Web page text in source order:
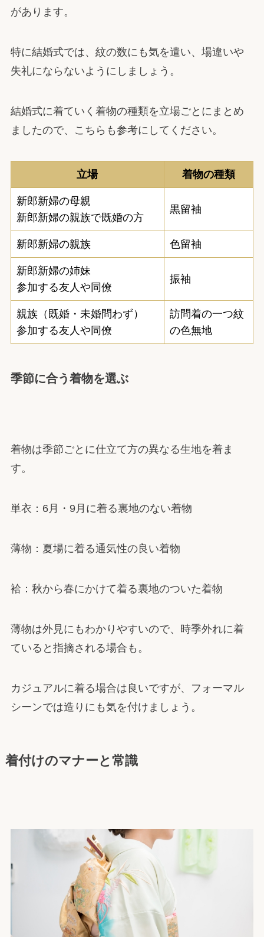
があります。
特に結婚式では、紋の数にも気を遣い、場違いや
失礼にならないようにしましょう。
結婚式に着ていく着物の種類を立場ごとにまとめ
ましたので、こちらも参考にしてください。
立場 着物の種類
新郎新婦の母親
新郎新婦の親族で既婚の方
黒留袖
新郎新婦の親族 色留袖
新郎新婦の姉妹
参加する友人や同僚
振袖
親族（既婚・未婚問わず）
参加する友人や同僚
訪問着の一つ紋
の色無地
季節に合う着物を選ぶ
着物は季節ごとに仕立て方の異なる生地を着ま
す。
単衣：6月・9月に着る裏地のない着物
薄物：夏場に着る通気性の良い着物
袷：秋から春にかけて着る裏地のついた着物
薄物は外見にもわかりやすいので、時季外れに着
ていると指摘される場合も。
カジュアルに着る場合は良いですが、フォーマル
シーンでは造りにも気を付けましょう。
着付けのマナーと常識